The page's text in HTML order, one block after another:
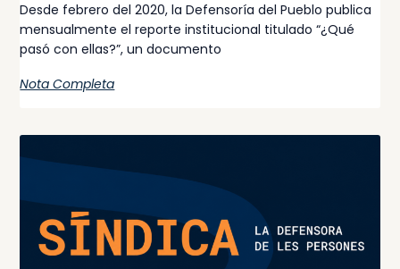
Desde febrero del 2020, la Defensoría del Pueblo publica
mensualmente el reporte institucional titulado “¿Qué
pasó con ellas?”, un documento
Nota Completa